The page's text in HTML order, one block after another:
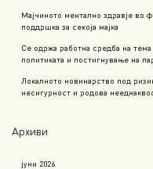
Мајчиното ментално здравје во
поддршка за секоја мајка
Се одржа работна средба на
политиката и постигнување на
Локалното новинарство под
несигурност и родова
Архиви
јуни 2026